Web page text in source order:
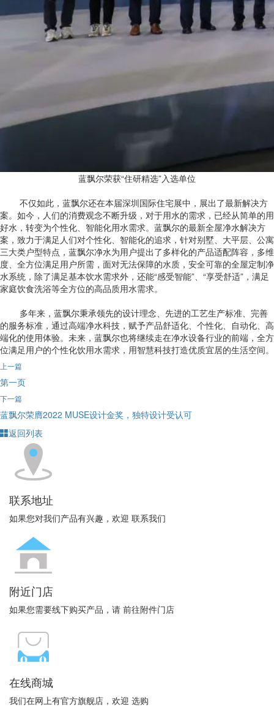
蓝飘尔荣获“住研精选”入选单位
不仅如此，蓝飘尔还在本届深圳国际住宅展中，展出了最新解决方
案。如今，人们的消费观念不断升级，对于用水的需求，已经从简单的用
好水，转变为个性化、智能化用水需求。蓝飘尔的最新全屋净水解决方
案，致力于满足人们对个性化、智能化的追求，针对别墅、大平层、公寓
三大类户型特点，蓝飘尔净水为用户提出了多样化的产品适配阵容，多维
度、全方位满足用户所需，面对无法保障的水质，安全可靠的全屋定制净
水系统，除了满足基本饮水需求外，还能“感受智能”、“享受舒适”，满足
家庭饮食洗浴等全方位的高品质用水需求。
多年来，蓝飘尔秉承领先的设计理念、先进的工艺生产标准、完善
的服务标准，通过高端净水科技，赋予产品舒适化、个性化、自动化、高
端化的使用体验。未来，蓝飘尔也将继续走在净水设备行业的前端，全方
位满足用户的个性化饮用水需求，用智慧科技打造优质宜居的生活空间。
上一篇
第一页
下一篇
蓝飘尔荣膺2022 MUSE设计金奖，独特设计受认可
返回列表
联系地址
如果您对我们产品有兴趣，欢迎 联系我们
附近门店
如果您需要线下购买产品，请 前往附件门店
在线商城
我们在网上有官方旗舰店，欢迎 选购